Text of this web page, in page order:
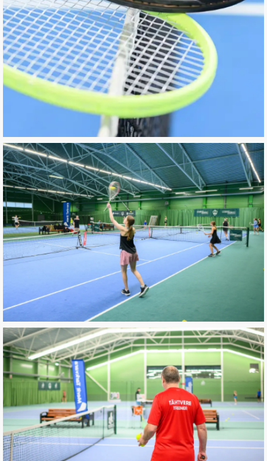
Tenniseklubi
Kogukond toredatest tennisemängijatest,
kellega koos tennist mängida
VAATA
Tennisekool lastele
Aastaringselt toimuvad trennid lastele juba
alates 3-eluaastast
VAATA